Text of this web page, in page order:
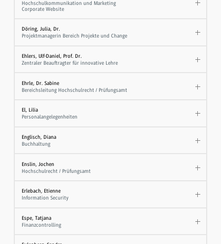
Hochschulkommunikation und Marketing
Corporate Website
Döring, Julia, Dr.
Projektmanagerin Bereich Projekte und Change
Ehlers, Ulf-Daniel, Prof. Dr.
Zentraler Beauftragter für innovative Lehre
Ehrle, Dr. Sabine
Bereichsleitung Hochschulrecht / Prüfungsamt
El, Lilia
Personalangelegenheiten
Englisch, Diana
Buchhaltung
Enslin, Jochen
Hochschulrecht / Prüfungsamt
Erlebach, Etienne
Information Security
Espe, Tatjana
Finanzcontrolling